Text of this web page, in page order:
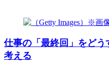
仕事の「最終回」をど
考える